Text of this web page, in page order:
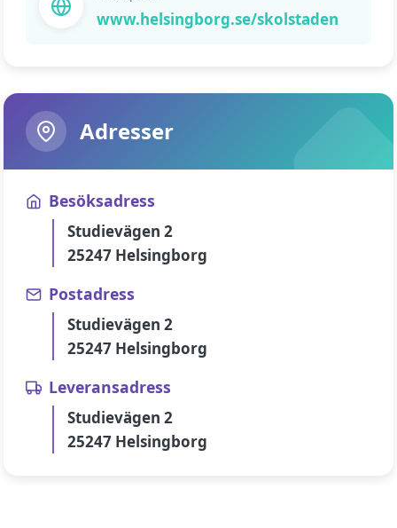
www.helsingborg.se/skolstaden
Adresser
Besöksadress
Studievägen 2
25247 Helsingborg
Postadress
Studievägen 2
25247 Helsingborg
Leveransadress
Studievägen 2
25247 Helsingborg